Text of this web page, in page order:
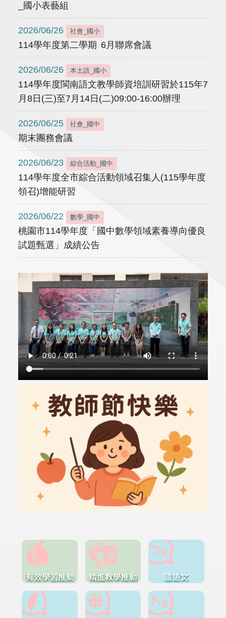
_國小表藝組
2026/06/26 社會_國小
114學年度第二學期 6月聯席會議
2026/06/26 本土語_國小
114學年度閩南語文教學師資培訓研習於115年7
月8日(三)至7月14日(二)09:00-16:00辦理
2026/06/25 社會_國中
期末團務會議
2026/06/23 綜合活動_國中
114學年度全市綜合活動領域召集人(115學年度
領召)增能研習
2026/06/22 數學_國中
桃園市114學年度「國中數學領域素養導向優良
試題甄選」成績公告
有效學習推動 精進教學推動 國語文